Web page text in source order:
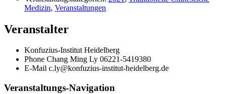
Medizin, Veranstaltungen
Veranstalter
Konfuzius-Institut Heidelberg
Phone Chang Ming Ly 06221-5419380
E-Mail c.ly@konfuzius-institut-heidelberg.de
Veranstaltungs-Navigation